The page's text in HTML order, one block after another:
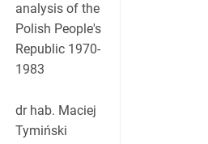
analysis of the
Polish People's
Republic 1970-
1983
dr hab. Maciej
Tymiński